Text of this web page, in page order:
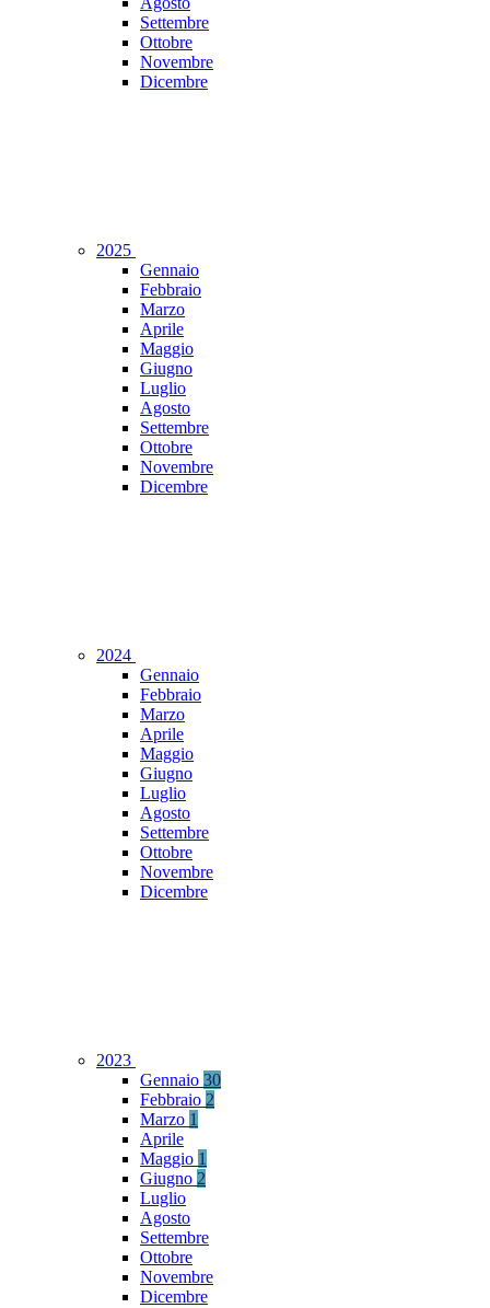
Settembre
Ottobre
Novembre
Dicembre
2025
Gennaio
Febbraio
Marzo
Aprile
Maggio
Giugno
Luglio
Agosto
Settembre
Ottobre
Novembre
Dicembre
2024
Gennaio
Febbraio
Marzo
Aprile
Maggio
Giugno
Luglio
Agosto
Settembre
Ottobre
Novembre
Dicembre
2023
Gennaio 30
Febbraio 2
Marzo 1
Aprile
Maggio 1
Giugno 2
Luglio
Agosto
Settembre
Ottobre
Novembre
Dicembre